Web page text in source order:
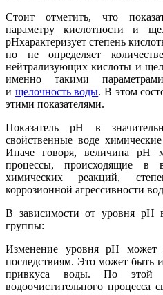
Стоит отметить, что
параметру кислотности и
pHхарактеризует степень
но не определяет
нейтрализующих кислоты и
именно такими
и щелочность воды. В этом
этими показателями.
Показатель pH в
свойственные воде
Иначе говоря, величина pH
процессы, происходящие в
химических реакций,
коррозионной агрессивности
В зависимости от уровня pH
группы:
Изменение уровня pH может
последствиям. Это может быть
привкуса воды. По этой
водоочистительного процесса